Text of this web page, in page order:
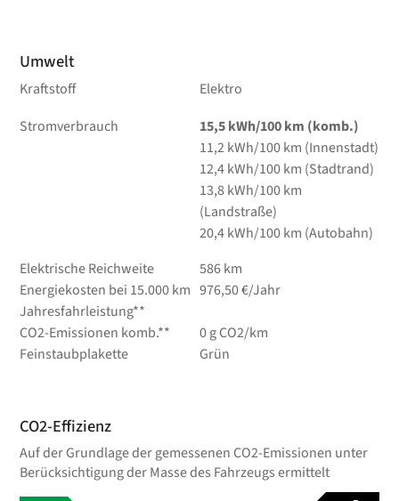
Umwelt
Kraftstoff
Elektro
Stromverbrauch
15,5 kWh/100 km (komb.)
11,2 kWh/100 km (Innenstadt)
12,4 kWh/100 km (Stadtrand)
13,8 kWh/100 km
(Landstraße)
20,4 kWh/100 km (Autobahn)
Elektrische Reichweite
586 km
Energiekosten bei 15.000 km
Jahresfahrleistung**
976,50 €/Jahr
CO2-Emissionen komb.**
0 g CO2/km
Feinstaubplakette
Grün
CO2-Effizienz
Auf der Grundlage der gemessenen CO2-Emissionen unter
Berücksichtigung der Masse des Fahrzeugs ermittelt